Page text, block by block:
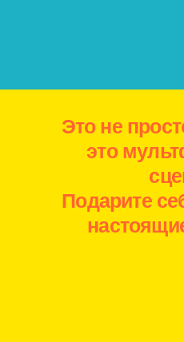
Это не
это
Подарите